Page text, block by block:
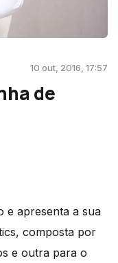
10 out, 2016, 17:57
de
e apresenta a sua
composta por
e outra para o